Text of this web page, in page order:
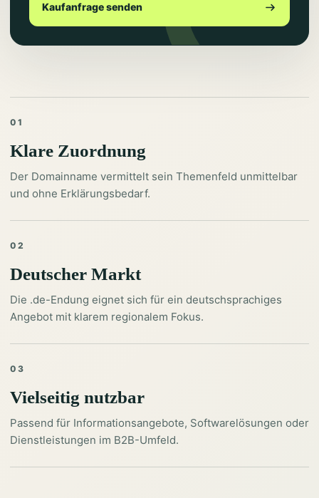
Kaufanfrage senden
01
Klare Zuordnung
Der Domainname vermittelt sein Themenfeld unmittelbar
und ohne Erklärungsbedarf.
02
Deutscher Markt
Die .de-Endung eignet sich für ein deutschsprachiges
Angebot mit klarem regionalem Fokus.
03
Vielseitig nutzbar
Passend für Informationsangebote, Softwarelösungen oder
Dienstleistungen im B2B-Umfeld.